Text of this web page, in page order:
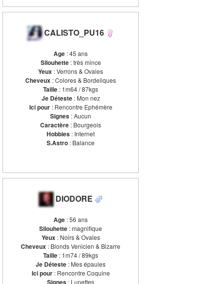
CALISTO_PU16
Age : 45 ans
Silouhette: très mince
Yeux : Verrons & Ovales
Cheveux : Colores & Bordeliques
Taille : 1m64 / 87kgs
Je Déteste: Mon nez
Ici pour: Rencontre Ephémère
Signes : Aucun
Caractère : Bourgeois
Hobbies : Internet
S.Astro : Balance
DIODORE
Age : 56 ans
Silouhette : magnifique
Yeux : Noirs & Ovales
Cheveux : Blonds Venicien & Bizarre
Taille : 1m74 / 89kgs
Je Déteste : Mes épaules
Ici pour: Rencontre Coquine
Signes : Lunettes